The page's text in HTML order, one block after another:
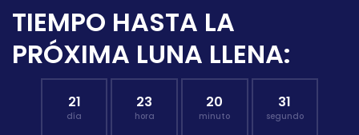
TIEMPO HASTA LA
PRÓXIMA LUNA LLENA:
21
día
23
hora
20
minuto
30
segundo